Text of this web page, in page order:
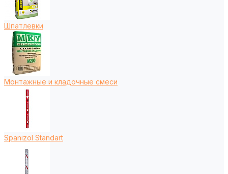
Шпатлевки
Монтажные и кладочные смеси
Spanizol Standart